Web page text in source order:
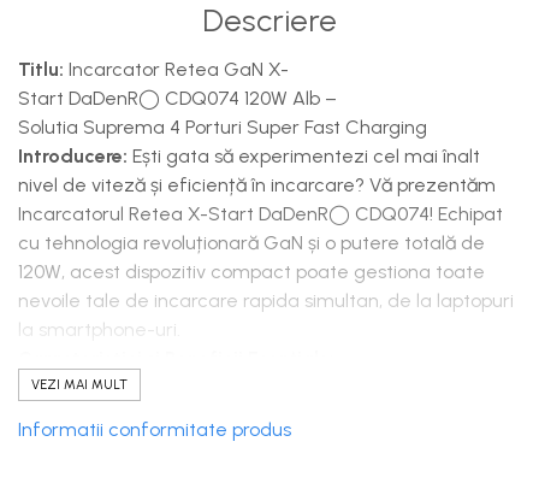
Descriere
Titlu: Incarcator Retea GaN X-
Start DaDenR◯ CDQ074 120W Alb –
Solutia Suprema 4 Porturi Super Fast Charging
Introducere: Ești gata să experimentezi cel mai înalt
nivel de viteză și eficiență în incarcare? Vă prezentăm
Incarcatorul Retea X-Start DaDenR◯ CDQ074! Echipat
cu tehnologia revoluționară GaN și o putere totală de
120W, acest dispozitiv compact poate gestiona toate
nevoile tale de incarcare rapida simultan, de la laptopuri
la smartphone-uri.
Putere Uriașă de 120W cu Tehnologia GaN:
Nitrurii de Galiu (GaN), acest incarcator X-
Start DaDen livrează 120W într-un corp mult mai mic și
VEZI MAI MULT
Informatii conformitate produs